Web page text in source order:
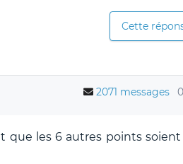
Cette
2071 messages
les 6 autres points soient